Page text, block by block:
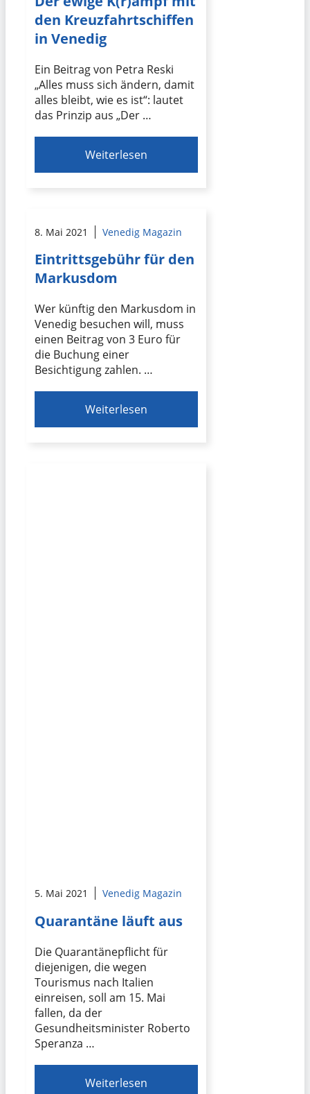
den Kreuzfahrtschiffen
in Venedig
Ein Beitrag von Petra Reski
„Alles muss sich ändern, damit
alles bleibt, wie es ist“: lautet
das Prinzip aus „Der …
Weiterlesen
8. Mai 2021 Venedig Magazin
Eintrittsgebühr für den
Markusdom
Wer künftig den Markusdom in
Venedig besuchen will, muss
einen Beitrag von 3 Euro für
die Buchung einer
Besichtigung zahlen. …
Weiterlesen
5. Mai 2021 Venedig Magazin
Quarantäne läuft aus
Die Quarantänepflicht für
diejenigen, die wegen
Tourismus nach Italien
einreisen, soll am 15. Mai
fallen, da der
Gesundheitsminister Roberto
Speranza …
Weiterlesen